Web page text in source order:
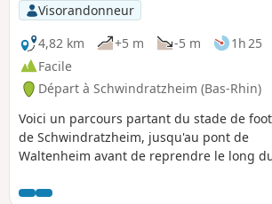
Visorandonneur
4,82 km
+5 m -5 m
1h 25
Facile
Départ à Schwindratzheim (Bas-Rhin)
Voici un parcours partant du stade de foot
de Schwindratzheim, jusqu'au pont de
Waltenheim avant de reprendre le long
Schwindratzheim à nouveau.